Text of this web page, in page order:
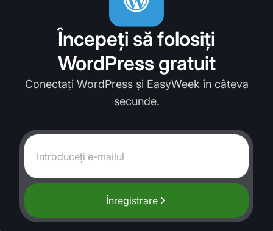
Începeți să folosiți
WordPress gratuit
Conectați WordPress și EasyWeek în câteva
secunde.
Înregistrare